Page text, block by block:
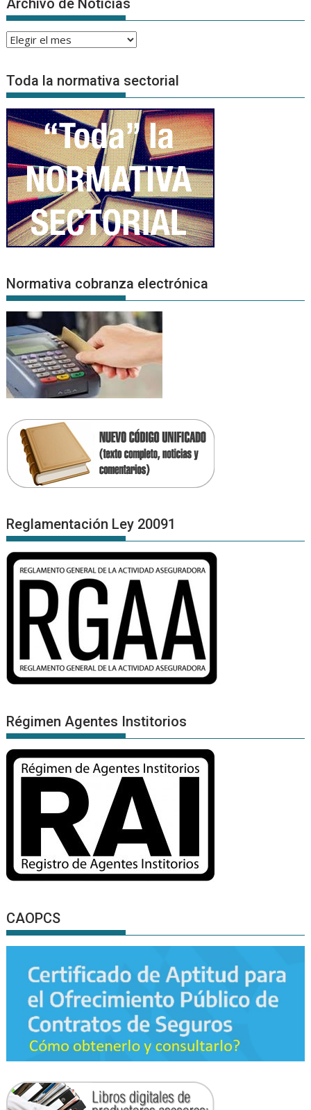
Archivo de Noticias
Archivo
Noticias
Toda la normativa sectorial
Normativa cobranza electrónica
Reglamentación Ley 20091
Régimen Agentes Institorios
CAOPCS